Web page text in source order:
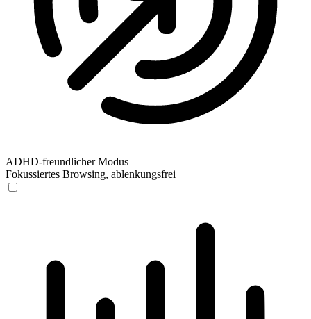
ADHD-freundlicher Modus
Fokussiertes Browsing, ablenkungsfrei